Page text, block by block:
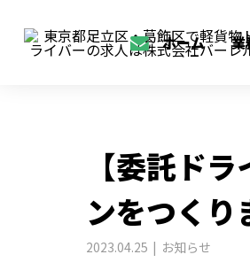
ホーム 業
BLOG お知らせ
【委託ド
ンをつくり
2023.04.25 お知らせ